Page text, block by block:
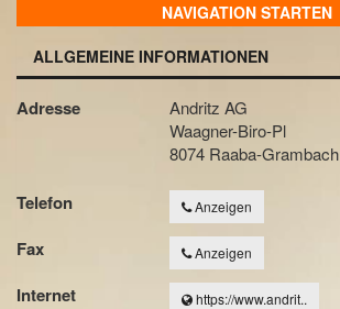
NAVIGATION STARTEN
ALLGEMEINE INFORMATIONEN
Adresse
Andritz AG
Waagner-Biro-Pl
8074 Raaba-Grambach
Telefon Anzeigen
Fax Anzeigen
Internet https://www.andrit..